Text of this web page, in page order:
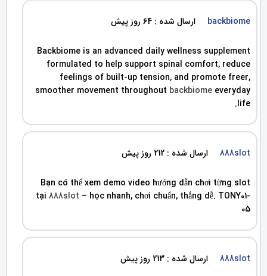
backbiome ارسال شده : 64 روز پیش
Backbiome is an advanced daily wellness supplement
formulated to help support spinal comfort, reduce
feelings of built-up tension, and promote freer,
smoother movement throughout backbiome everyday
life.
888slot ارسال شده : 212 روز پیش
Bạn có thể xem demo video hướng dẫn chơi từng slot
tại 888slot – học nhanh, chơi chuẩn, thắng dễ. TONY01-
05
888slot ارسال شده : 213 روز پیش